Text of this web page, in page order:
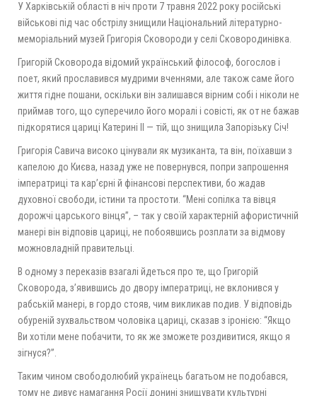
У Харківській області в ніч проти 7 травня 2022 року російські
військові під час обстрілу знищили Національний літературно-
меморіальний музей Григорія Сковороди у селі Сковородинівка.
Григорій Сковорода відомий український філософ, богослов і
поет, який прославився мудрими вченнями, але також саме його
життя гідне пошани, оскільки він залишався вірним собі і ніколи не
приймав того, що суперечило його моралі і совісті, як от не бажав
підкорятися цариці Катерині ІІ — тій, що знищила Запорізьку Січ!
Григорія Савича високо цінували як музиканта, та він, поїхавши з
капелою до Києва, назад уже не повернувся, попри запрошення
імператриці та кар’єрні й фінансові перспективи, бо жадав
духовної свободи, істини та простоти. “Мені сопілка та вівця
дорожчі царського вінця”, – так у своїй характерній афористичній
манері він відповів цариці, не побоявшись розплати за відмову
можновладній правительці.
В одному з переказів взагалі йдеться про те, що Григорій
Сковорода, з’явившись до двору імператриці, не вклонився у
рабській манері, в гордо стояв, чим викликав подив. У відповідь
обуреній зухвальством чоловіка цариці, сказав з іронією: “Якщо
Ви хотіли мене побачити, то як же зможете роздивитися, якщо я
зігнуся?”.
Таким чином свободолюбий українець багатьом не подобався,
тому не дивує намагання Росії донині знищувати культурні